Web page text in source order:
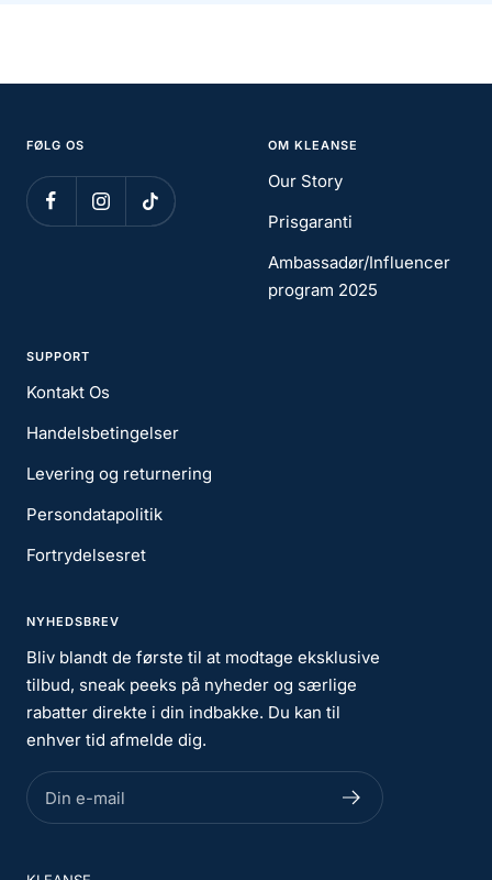
FØLG OS OM KLEANSE
Our Story
Prisgaranti
Ambassadør/Influencer
program 2025
SUPPORT
Kontakt Os
Handelsbetingelser
Levering og returnering
Persondatapolitik
Fortrydelsesret
NYHEDSBREV
Bliv blandt de første til at modtage eksklusive
tilbud, sneak peeks på nyheder og særlige
rabatter direkte i din indbakke. Du kan til
enhver tid afmelde dig.
Din e-mail